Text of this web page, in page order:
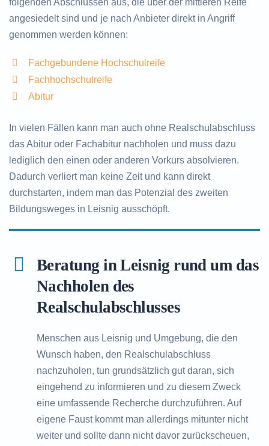
folgenden Abschlüssen aus, die über der mittleren Reife
angesiedelt sind und je nach Anbieter direkt in Angriff
genommen werden können:
Fachgebundene Hochschulreife
Fachhochschulreife
Abitur
In vielen Fällen kann man auch ohne Realschulabschluss
das Abitur oder Fachabitur nachholen und muss dazu
lediglich den einen oder anderen Vorkurs absolvieren.
Dadurch verliert man keine Zeit und kann direkt
durchstarten, indem man das Potenzial des zweiten
Bildungsweges in Leisnig ausschöpft.
Beratung in Leisnig rund um das
Nachholen des
Realschulabschlusses
Menschen aus Leisnig und Umgebung, die den
Wunsch haben, den Realschulabschluss
nachzuholen, tun grundsätzlich gut daran, sich
eingehend zu informieren und zu diesem Zweck
eine umfassende Recherche durchzuführen. Auf
eigene Faust kommt man allerdings mitunter nicht
weiter und sollte dann nicht davor zurückscheuen,